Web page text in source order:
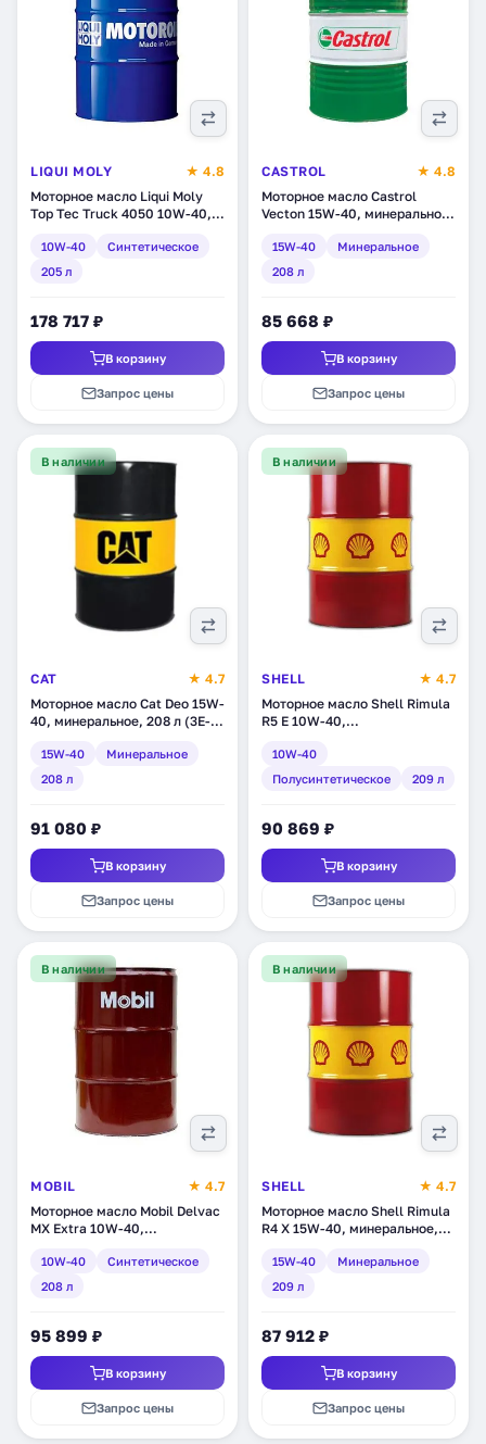
LIQUI MOLY
★ 4.8
Моторное масло Liqui Moly
Top Tec Truck 4050 10W-40,
10W-40
Синтетическое
205 л
178 717 ₽
В корзину
Запрос цены
CASTROL
★ 4.8
Моторное масло Castrol
Vecton 15W-40, минеральное,
15W-40
Минеральное
208 л
85 668 ₽
В корзину
Запрос цены
В наличии
CAT
★ 4.7
Моторное масло Cat Deo 15W-
40, минеральное, 208 л (3E-
15W-40
Минеральное
208 л
91 080 ₽
В корзину
Запрос цены
В наличии
SHELL
★ 4.7
Моторное масло Shell Rimula
R5 E 10W-40,
(550027382)
10W-40
Полусинтетическое
209 л
90 869 ₽
В корзину
Запрос цены
В наличии
MOBIL
★ 4.7
Моторное масло Mobil Delvac
MX Extra 10W-40,
(152891)
10W-40
Синтетическое
208 л
95 899 ₽
В корзину
Запрос цены
В наличии
SHELL
★ 4.7
Моторное масло Shell Rimula
R4 X 15W-40, минеральное,
15W-40
Минеральное
209 л
87 912 ₽
В корзину
Запрос цены